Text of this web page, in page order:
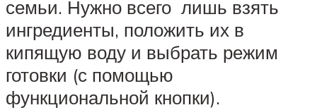
семьи. Нужно всего лишь взять
ингредиенты, положить их в
кипящую воду и выбрать режим
готовки (с помощью
функциональной кнопки).